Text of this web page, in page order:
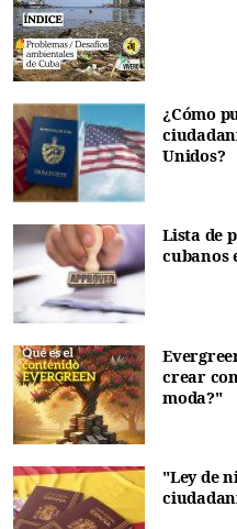
¿Cómo
Unidos?
Lista de
cubanos
crear
moda?"
"Ley de